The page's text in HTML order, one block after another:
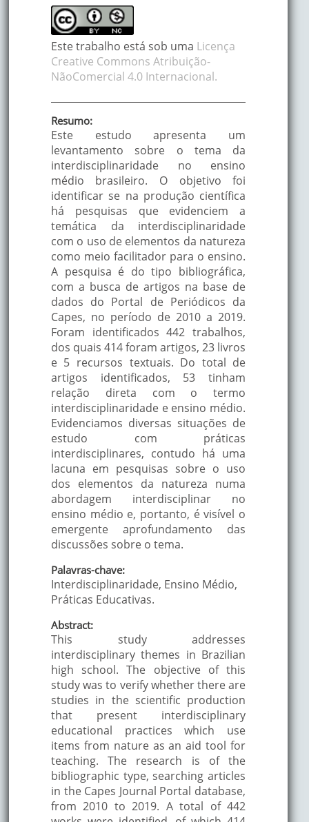
Este trabalho está sob uma Licença
Creative Commons Atribuição-
NãoComercial 4.0 Internacional.
Resumo:
Este estudo apresenta um
levantamento sobre o tema da
interdisciplinaridade no ensino
médio brasileiro. O objetivo foi
identificar se na produção científica
há pesquisas que evidenciem a
temática da interdisciplinaridade
com o uso de elementos da natureza
como meio facilitador para o ensino.
A pesquisa é do tipo bibliográfica,
com a busca de artigos na base de
dados do Portal de Periódicos da
Capes, no período de 2010 a 2019.
Foram identificados 442 trabalhos,
dos quais 414 foram artigos, 23 livros
e 5 recursos textuais. Do total de
artigos identificados, 53 tinham
relação direta com o termo
interdisciplinaridade e ensino médio.
Evidenciamos diversas situações de
estudo com práticas
interdisciplinares, contudo há uma
lacuna em pesquisas sobre o uso
dos elementos da natureza numa
abordagem interdisciplinar no
ensino médio e, portanto, é visível o
emergente aprofundamento das
discussões sobre o tema.
Palavras-chave:
Interdisciplinaridade, Ensino Médio,
Práticas Educativas.
Abstract:
This study addresses
interdisciplinary themes in Brazilian
high school. The objective of this
study was to verify whether there are
studies in the scientific production
that present interdisciplinary
educational practices which use
items from nature as an aid tool for
teaching. The research is of the
bibliographic type, searching articles
in the Capes Journal Portal database,
from 2010 to 2019. A total of 442